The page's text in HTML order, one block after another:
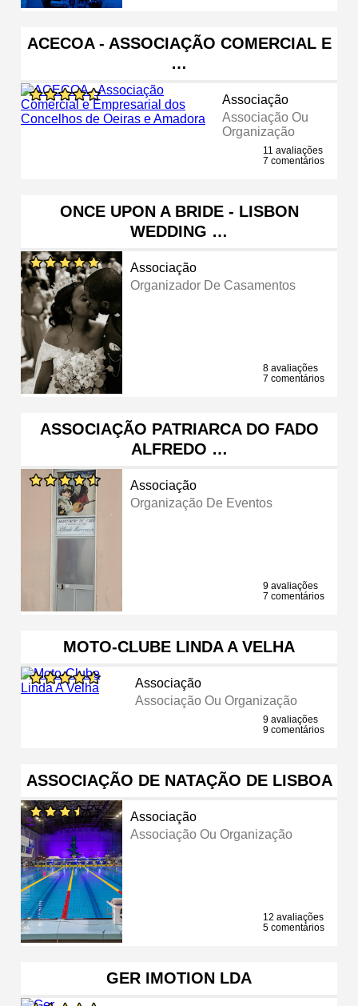
ACECOA - ASSOCIAÇÃO COMERCIAL E
…
Associação
Associação Ou
Organização
11 avaliações
7 comentários
ONCE UPON A BRIDE - LISBON
WEDDING …
Associação
Organizador De Casamentos
8 avaliações
7 comentários
ASSOCIAÇÃO PATRIARCA DO FADO
ALFREDO …
Associação
Organização De Eventos
9 avaliações
7 comentários
MOTO-CLUBE LINDA A VELHA
Associação
Associação Ou Organização
9 avaliações
9 comentários
ASSOCIAÇÃO DE NATAÇÃO DE LISBOA
Associação
Associação Ou Organização
12 avaliações
5 comentários
GER IMOTION LDA